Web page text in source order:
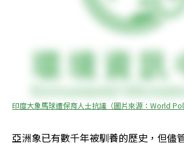
印度大象馬球遭保育人士抗議（圖片來源：World
亞洲象已有數千年被馴養的歷史，但儘